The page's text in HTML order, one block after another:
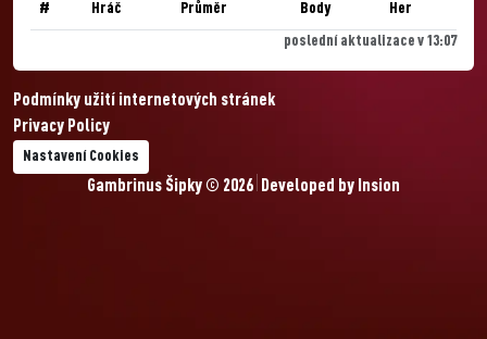
# Hráč Průměr Body Her
poslední aktualizace v 13:07
Podmínky užití internetových stránek
Privacy Policy
Nastavení Cookies
Gambrinus Šipky © 2026 Developed by Insion